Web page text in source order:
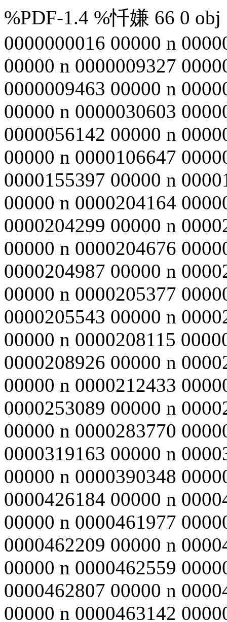
%PDF-1.4 %忏嫌 66 0
0000000016 00000 n
00000 n 0000009327
0000009463 00000 n
00000 n 0000030603
0000056142 00000 n
00000 n 0000106647
0000155397 00000 n
00000 n 0000204164
0000204299 00000 n
00000 n 0000204676
0000204987 00000 n
00000 n 0000205377
0000205543 00000 n
00000 n 0000208115
0000208926 00000 n
00000 n 0000212433
0000253089 00000 n
00000 n 0000283770
0000319163 00000 n
00000 n 0000390348
0000426184 00000 n
00000 n 0000461977
0000462209 00000 n
00000 n 0000462559
0000462807 00000 n
00000 n 0000463142